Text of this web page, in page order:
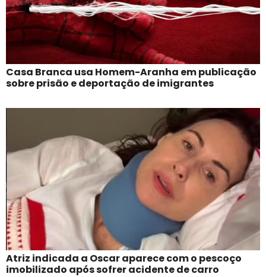
Casa Branca usa Homem-Aranha em publicação
sobre prisão e deportação de imigrantes
Atriz indicada a Oscar aparece com o pescoço
imobilizado após sofrer acidente de carro